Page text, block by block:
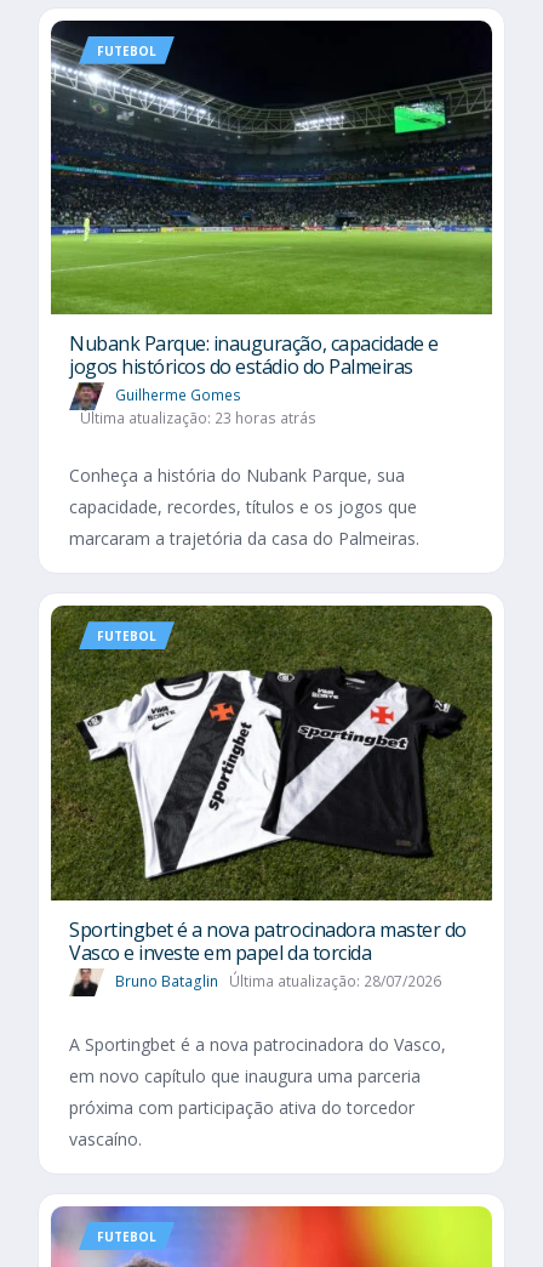
FUTEBOL
Nubank Parque: inauguração, capacidade e
jogos históricos do estádio do Palmeiras
Guilherme Gomes
Última atualização: 23 horas atrás
Conheça a história do Nubank Parque, sua
capacidade, recordes, títulos e os jogos que
marcaram a trajetória da casa do Palmeiras.
FUTEBOL
Sportingbet é a nova patrocinadora master do
Vasco e investe em papel da torcida
Bruno Bataglin Última atualização: 28/07/2026
A Sportingbet é a nova patrocinadora do Vasco,
em novo capítulo que inaugura uma parceria
próxima com participação ativa do torcedor
vascaíno.
FUTEBOL